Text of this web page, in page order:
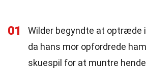
01
Wilder begyndte at optræde i
da hans mor opfordrede
skuespil for at muntre